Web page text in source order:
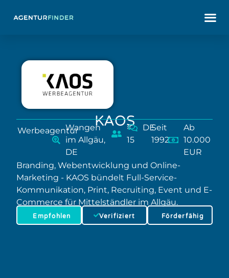
KAOS
WerbeagenturWangen
im Allgäu,
DE
≈
15
DESeit
1992
Ab
10.000
EUR
Branding, Webentwicklung und Online-
Marketing - KAOS bündelt Full-Service-
Kommunikation, Print, Recruiting, Event und E-
Commerce für Mittelständler im Allgäu.
Empfohlen Verifiziert Förderfähig